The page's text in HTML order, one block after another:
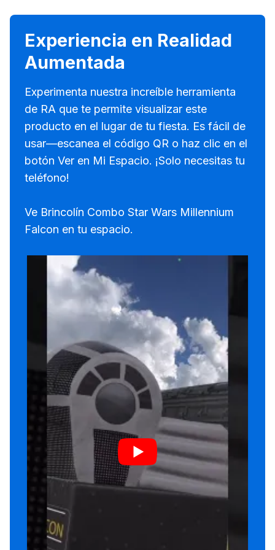
Experiencia en Realidad
Aumentada
Experimenta nuestra increíble herramienta
de RA que te permite visualizar este
producto en el lugar de tu fiesta. Es fácil de
usar—escanea el código QR o haz clic en el
botón Ver en Mi Espacio. ¡Solo necesitas tu
teléfono!
Ve Brincolín Combo Star Wars Millennium
Falcon en tu espacio.